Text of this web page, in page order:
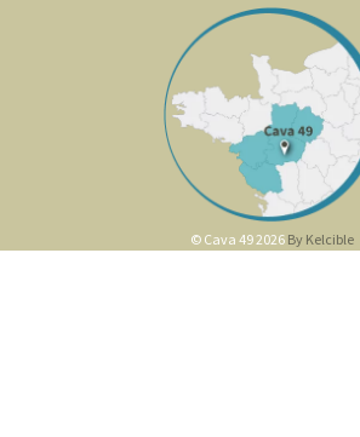
© Cava 49 2026 By Kelcible